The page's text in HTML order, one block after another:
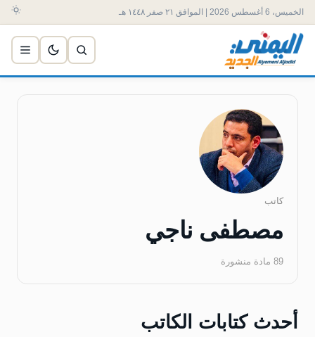
الخميس، 6 أغسطس 2026 | الموافق ٢١ صفر ١٤٤٨ هـ
كاتب
مصطفى ناجي
89 مادة منشورة
أحدث كتابات الكاتب